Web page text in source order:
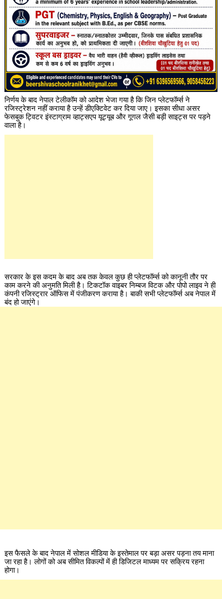
निर्णय के बाद नेपाल टेलीकॉम को आदेश भेजा गया है कि जिन प्लेटफॉर्म्स ने
रजिस्ट्रेशन नहीं कराया है उन्हें डीएक्टिवेट कर दिया जाए। इसका सीधा असर
फेसबुक ट्विटर इंस्टाग्राम व्हाट्सएप यूट्यूब और गूगल जैसी बड़ी साइट्स पर पड़ने
वाला है।
सरकार के इस कदम के बाद अब तक केवल कुछ ही प्लेटफॉर्म्स को कानूनी तौर पर
काम करने की अनुमति मिली है। टिकटॉक वाइबर निम्बज विटक और पोपो लाइव ने ही
कंपनी रजिस्ट्रार ऑफिस में पंजीकरण कराया है। बाकी सभी प्लेटफॉर्म्स अब नेपाल में
बंद हो जाएंगे।
इस फैसले के बाद नेपाल में सोशल मीडिया के इस्तेमाल पर बड़ा असर पड़ना तय माना
जा रहा है। लोगों को अब सीमित विकल्पों में ही डिजिटल माध्यम पर सक्रिय रहना
होगा।